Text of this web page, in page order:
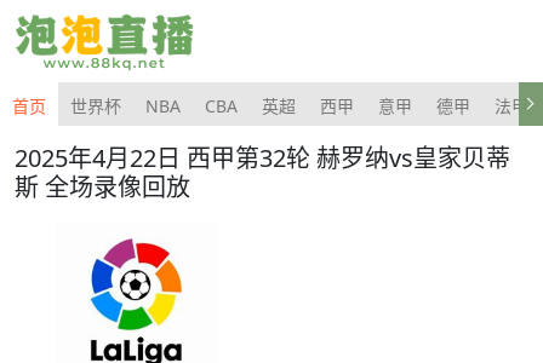
首页 世界杯 NBA CBA 英超 西甲 意甲 德甲 法甲
2025年4月22日 西甲第32轮 赫罗纳vs皇家贝蒂
斯 全场录像回放